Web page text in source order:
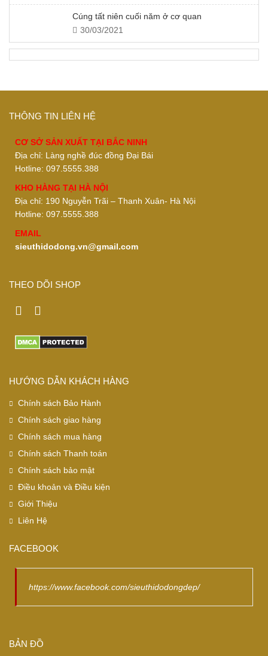
Cúng tất niên cuối năm ở cơ quan
30/03/2021
THÔNG TIN LIÊN HỆ
CƠ SỞ SẢN XUẤT TẠI BẮC NINH
Địa chỉ: Làng nghề đúc đồng Đại Bái
Hotline: 097.5555.388
KHO HÀNG TẠI HÀ NỘI
Địa chỉ: 190 Nguyễn Trãi – Thanh Xuân- Hà Nội
Hotline: 097.5555.388
EMAIL
sieuthidodong.vn@gmail.com
THEO DÕI SHOP
HƯỚNG DẪN KHÁCH HÀNG
Chính sách Bảo Hành
Chính sách giao hàng
Chính sách mua hàng
Chính sách Thanh toán
Chính sách bảo mật
Điều khoản và Điều kiện
Giới Thiệu
Liên Hệ
FACEBOOK
https://www.facebook.com/sieuthidodongdep/
BẢN ĐỒ